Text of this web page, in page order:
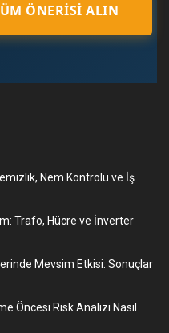
ÖNERISI ALIN
Nem Kontrolü ve İş
Trafo, Hücre ve İnverter
Mevsim Etkisi: Sonuçlar
Öncesi Risk Analizi Nasıl